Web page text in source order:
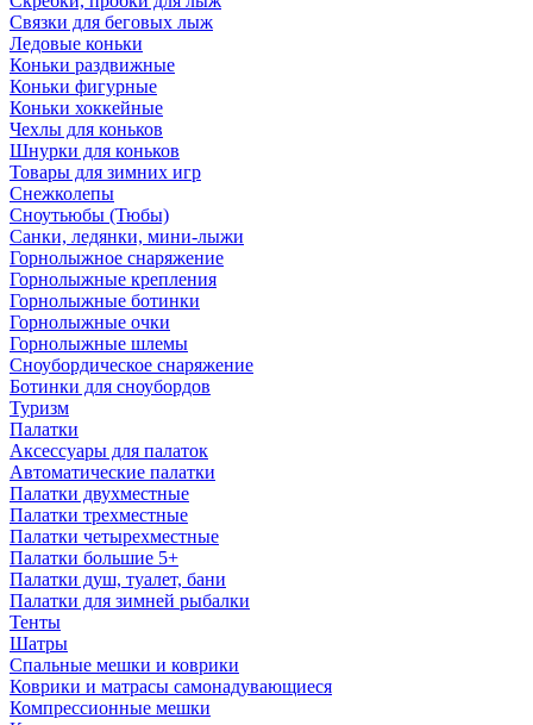
Связки для беговых лыж
Ледовые коньки
Коньки раздвижные
Коньки фигурные
Коньки хоккейные
Чехлы для коньков
Шнурки для коньков
Товары для зимних игр
Снежколепы
Сноутьюбы (Тюбы)
Санки, ледянки, мини-лыжи
Горнолыжное снаряжение
Горнолыжные крепления
Горнолыжные ботинки
Горнолыжные очки
Горнолыжные шлемы
Сноубордическое снаряжение
Ботинки для сноубордов
Туризм
Палатки
Аксессуары для палаток
Автоматические палатки
Палатки двухместные
Палатки трехместные
Палатки четырехместные
Палатки большие 5+
Палатки душ, туалет, бани
Палатки для зимней рыбалки
Тенты
Шатры
Спальные мешки и коврики
Коврики и матрасы самонадувающиеся
Компрессионные мешки